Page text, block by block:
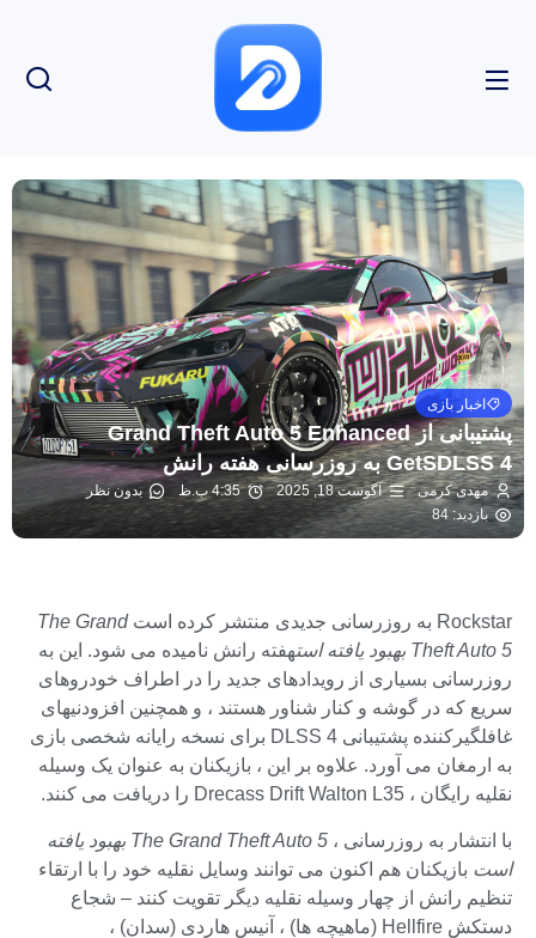
اخبار بازی
پشتیبانی از Grand Theft Auto 5 Enhanced
GetSDLSS 4 به روزرسانی هفته رانش
مهدی کرمی آگوست 18, 2025 4:35 ب.ظ
بدون نظر
بازدید: 84
Rockstar به روزرسانی جدیدی منتشر کرده است
The Grand
Theft Auto 5 بهبود یافته است
هفته رانش نامیده می شود. این به
روزرسانی بسیاری از رویدادهای جدید را در اطراف خودروهای
سریع که در گوشه و کنار شناور هستند ، و همچنین افزودنیهای
غافلگیرکننده پشتیبانی DLSS 4 برای نسخه رایانه شخصی بازی
به ارمغان می آورد. علاوه بر این ، بازیکنان به عنوان یک وسیله
نقلیه رایگان ، Drecass Drift Walton L35 را دریافت می کنند.
با انتشار به روزرسانی ،
The Grand Theft Auto 5 بهبود یافته
است بازیکنان هم اکنون می توانند وسایل نقلیه خود را با ارتقاء
تنظیم رانش از چهار وسیله نقلیه دیگر تقویت کنند – شجاع
دستکش Hellfire (ماهیچه ها) ، آنیس هاردی (سدان) ،